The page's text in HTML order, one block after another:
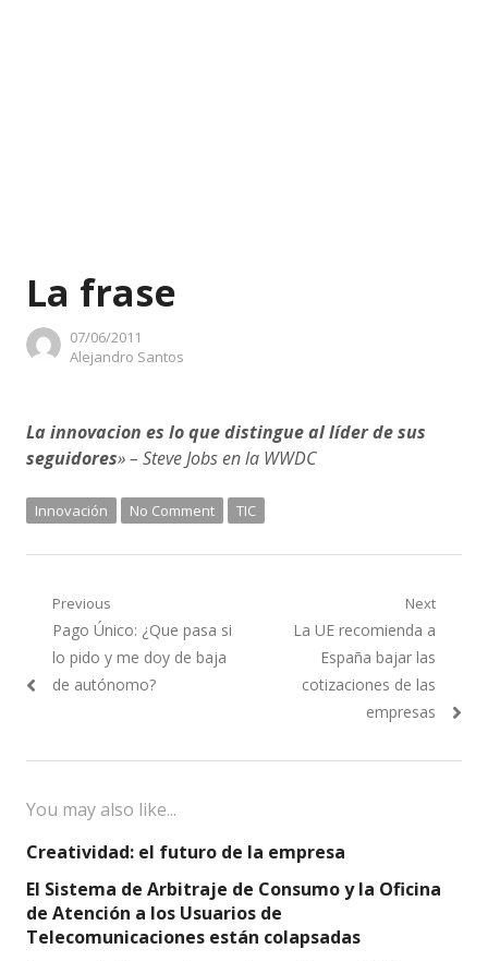
La frase
07/06/2011
Author
Alejandro Santos
La innovacion es lo que distingue al líder de sus
seguidores» – Steve Jobs en la WWDC
Innovación No Comment TIC
Navegación
de
entradas
Previous
Previous
post:
Pago Único: ¿Que pasa si
lo pido y me doy de baja
de autónomo?
Next
Next
post:
La UE recomienda a
España bajar las
cotizaciones de las
empresas
You may also like...
Creatividad: el futuro de la empresa
El Sistema de Arbitraje de Consumo y la Oficina
de Atención a los Usuarios de
Telecomunicaciones están colapsadas